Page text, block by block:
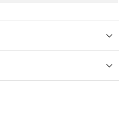
Touch Lint-Free Nail Wipes